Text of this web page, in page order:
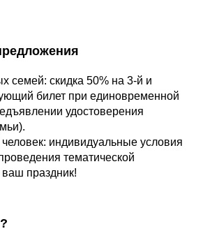
семей: скидка 50% на 3-й и
билет при единовременной
удостоверения
индивидуальные условия
тематической
праздник!